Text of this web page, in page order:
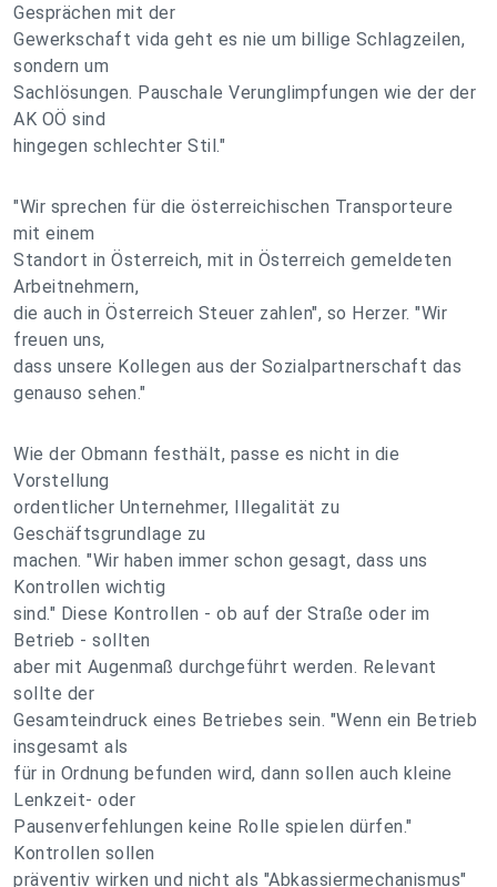
Gesprächen mit der
Gewerkschaft vida geht es nie um billige Schlagzeilen,
sondern um
Sachlösungen. Pauschale Verunglimpfungen wie der der
AK OÖ sind
hingegen schlechter Stil."
"Wir sprechen für die österreichischen Transporteure
mit einem
Standort in Österreich, mit in Österreich gemeldeten
Arbeitnehmern,
die auch in Österreich Steuer zahlen", so Herzer. "Wir
freuen uns,
dass unsere Kollegen aus der Sozialpartnerschaft das
genauso sehen."
Wie der Obmann festhält, passe es nicht in die
Vorstellung
ordentlicher Unternehmer, Illegalität zu
Geschäftsgrundlage zu
machen. "Wir haben immer schon gesagt, dass uns
Kontrollen wichtig
sind." Diese Kontrollen - ob auf der Straße oder im
Betrieb - sollten
aber mit Augenmaß durchgeführt werden. Relevant
sollte der
Gesamteindruck eines Betriebes sein. "Wenn ein Betrieb
insgesamt als
für in Ordnung befunden wird, dann sollen auch kleine
Lenkzeit- oder
Pausenverfehlungen keine Rolle spielen dürfen."
Kontrollen sollen
präventiv wirken und nicht als "Abkassiermechanismus"